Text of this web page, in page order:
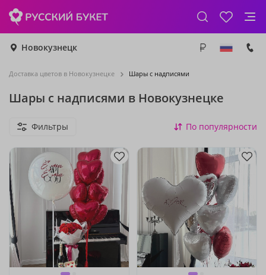
Новокузнецк
Доставка цветов в Новокузнецке Шары с надписями
Шары с надписями в Новокузнецке
Фильтры По популярности